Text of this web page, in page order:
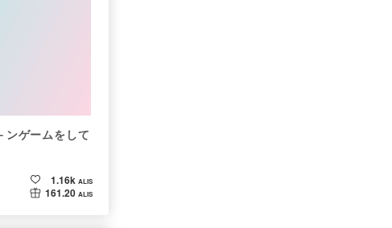
ンゲームをして
1.16k ALIS
161.20 ALIS